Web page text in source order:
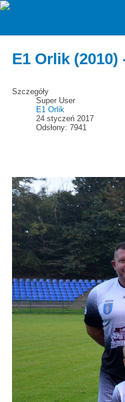
E1 Orlik (2010)
Szczegóły
Super User
E1 Orlik
24 styczeń 2017
Odsłony: 7941